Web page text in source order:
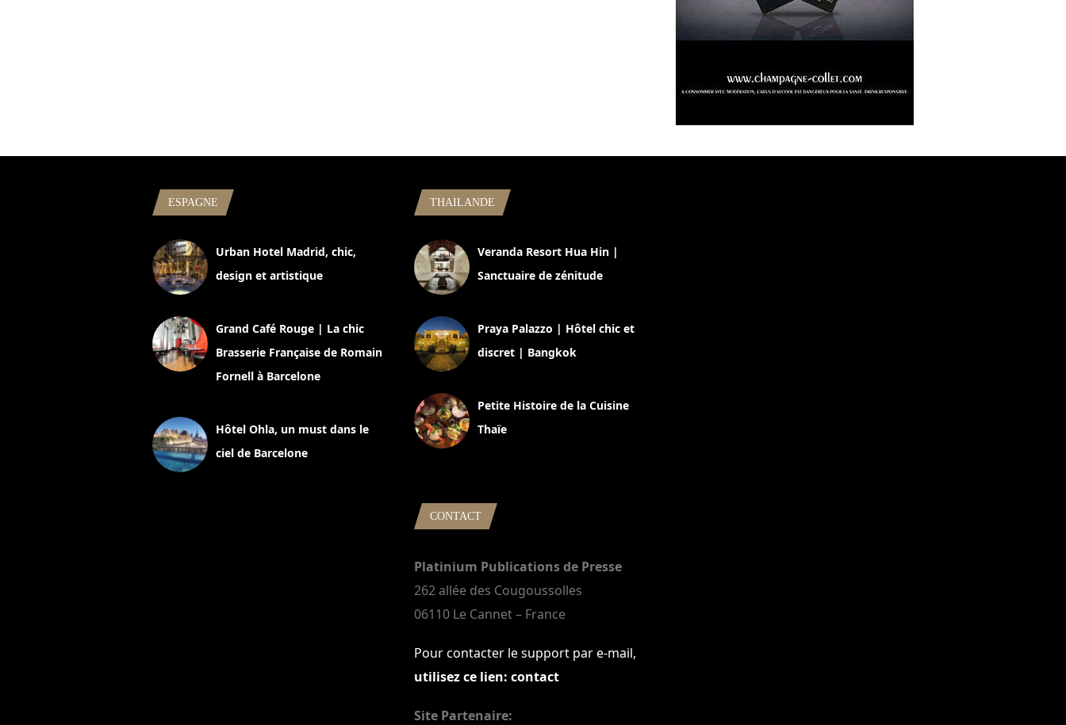
ESPAGNE
Urban Hotel Madrid, chic,
design et artistique
Grand Café Rouge | La chic
Brasserie Française de Romain
Fornell à Barcelone
Hôtel Ohla, un must dans le
ciel de Barcelone
THAILANDE
Veranda Resort Hua Hin |
Sanctuaire de zénitude
Praya Palazzo | Hôtel chic et
discret | Bangkok
Petite Histoire de la Cuisine
Thaïe
CONTACT
Platinium Publications de Presse
262 allée des Cougoussolles
06110 Le Cannet – France
Pour contacter le support par e-mail,
utilisez ce lien: contact
Site Partenaire: